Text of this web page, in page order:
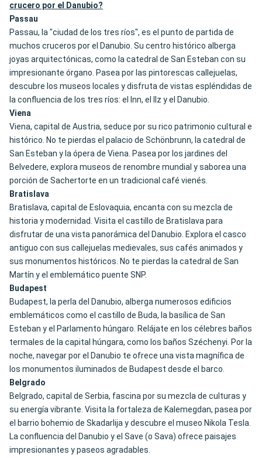
crucero por el Danubio?
Passau
Passau, la "ciudad de los tres ríos", es el punto de partida de
muchos cruceros por el Danubio. Su centro histórico alberga
joyas arquitectónicas, como la catedral de San Esteban con su
impresionante órgano. Pasea por las pintorescas callejuelas,
descubre los museos locales y disfruta de vistas espléndidas de
la confluencia de los tres ríos: el Inn, el Ilz y el Danubio.
Viena
Viena, capital de Austria, seduce por su rico patrimonio cultural e
histórico. No te pierdas el palacio de Schönbrunn, la catedral de
San Esteban y la ópera de Viena. Pasea por los jardines del
Belvedere, explora museos de renombre mundial y saborea una
porción de Sachertorte en un tradicional café vienés.
Bratislava
Bratislava, capital de Eslovaquia, encanta con su mezcla de
historia y modernidad. Visita el castillo de Bratislava para
disfrutar de una vista panorámica del Danubio. Explora el casco
antiguo con sus callejuelas medievales, sus cafés animados y
sus monumentos históricos. No te pierdas la catedral de San
Martín y el emblemático puente SNP.
Budapest
Budapest, la perla del Danubio, alberga numerosos edificios
emblemáticos como el castillo de Buda, la basílica de San
Esteban y el Parlamento húngaro. Relájate en los célebres baños
termales de la capital húngara, como los baños Széchenyi. Por la
noche, navegar por el Danubio te ofrece una vista magnífica de
los monumentos iluminados de Budapest desde el barco.
Belgrado
Belgrado, capital de Serbia, fascina por su mezcla de culturas y
su energía vibrante. Visita la fortaleza de Kalemegdan, pasea por
el barrio bohemio de Skadarlija y descubre el museo Nikola Tesla.
La confluencia del Danubio y el Save (o Sava) ofrece paisajes
impresionantes y paseos agradables.